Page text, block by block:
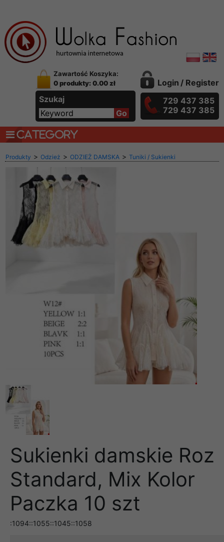
Zawartość Koszyka:
0 produkty: 0.00 zł
Szukaj
Login / Register
729 437 385
729 437 385
CATEGORY
Produkty > Odzież > ODZIEŻ DAMSKA > Tuniki / Sukienki
Sukienki damskie Roz
Standard, Mix Kolor
Paczka 10 szt
:1094::1055::1045::1058